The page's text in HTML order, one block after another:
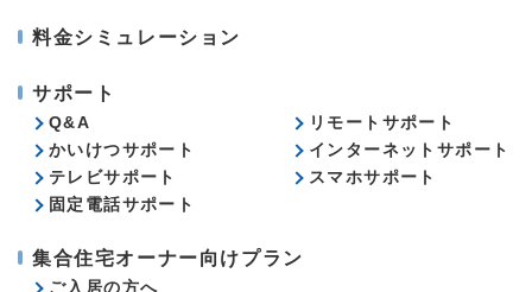
料金シミュレーション
サポート
Q&A
リモートサポート
かいけつサポート
インターネットサポート
テレビサポート
スマホサポート
固定電話サポート
集合住宅オーナー向けプラン
ご入居の方へ